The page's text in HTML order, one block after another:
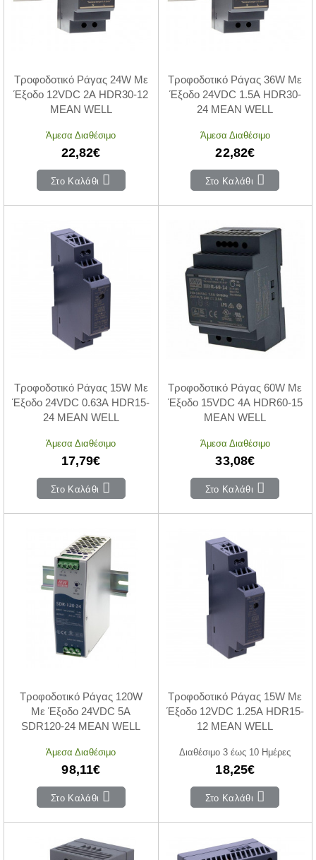
Τροφοδοτικό Ράγας 24W Με
Έξοδο 12VDC 2A HDR30-12
MEAN WELL
Άμεσα Διαθέσιμο
22,82€
Στο Καλάθι
Τροφοδοτικό Ράγας 36W Με
Έξοδο 24VDC 1.5A HDR30-
24 MEAN WELL
Άμεσα Διαθέσιμο
22,82€
Στο Καλάθι
Τροφοδοτικό Ράγας 15W Με
Έξοδο 24VDC 0.63A HDR15-
24 MEAN WELL
Άμεσα Διαθέσιμο
17,79€
Στο Καλάθι
Τροφοδοτικό Ράγας 60W Με
Έξοδο 15VDC 4A HDR60-15
MEAN WELL
Άμεσα Διαθέσιμο
33,08€
Στο Καλάθι
Τροφοδοτικό Ράγας 120W
Με Έξοδο 24VDC 5A
SDR120-24 MEAN WELL
Άμεσα Διαθέσιμο
98,11€
Στο Καλάθι
Τροφοδοτικό Ράγας 15W Με
Έξοδο 12VDC 1.25A HDR15-
12 MEAN WELL
Διαθέσιμο 3 έως 10 Ημέρες
18,25€
Στο Καλάθι